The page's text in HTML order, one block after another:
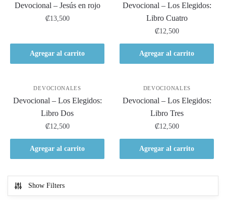
Devocional – Jesús en rojo
₡13,500
Agregar al carrito
Devocional – Los Elegidos:
Libro Cuatro
₡12,500
Agregar al carrito
DEVOCIONALES
Devocional – Los Elegidos:
Libro Dos
₡12,500
Agregar al carrito
DEVOCIONALES
Devocional – Los Elegidos:
Libro Tres
₡12,500
Agregar al carrito
Show Filters